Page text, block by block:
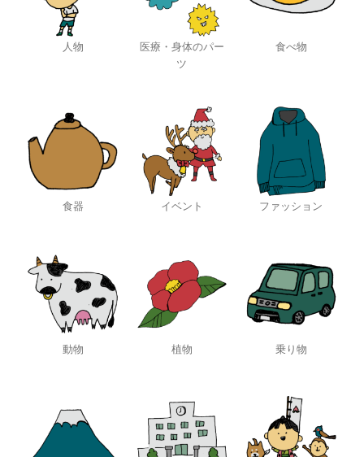
人物
医療・身体のパー
ツ
食べ物
食器 イベント ファッション
動物 植物 乗り物